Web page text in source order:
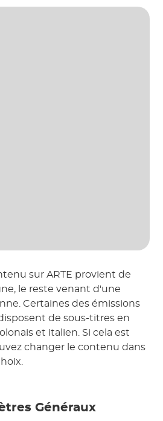
sur ARTE provient de
le reste venant d'une
Certaines des émissions
de sous-titres en
et italien. Si cela est
changer le contenu dans
Généraux